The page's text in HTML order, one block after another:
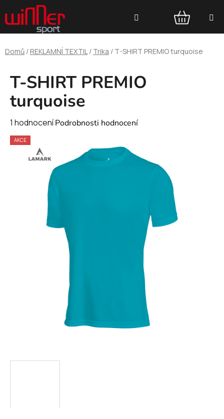
na
obsah
NÁKUPNÍ
KOŠÍK
Domů / REKLAMNÍ TEXTIL / Trika / T-SHIRT PREMIO turquoise
T-SHIRT PREMIO
turquoise
Průměrné
hodnocení
produktu
hvězdiček.
1 hodnoceníPodrobnosti hodnocení
AKCE